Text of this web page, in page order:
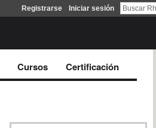
Registrarse Iniciar sesión
Cursos Certificación